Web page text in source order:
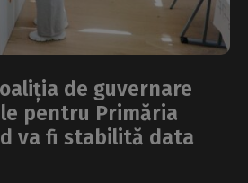
de guvernare
pentru Primăria
va fi stabilită data